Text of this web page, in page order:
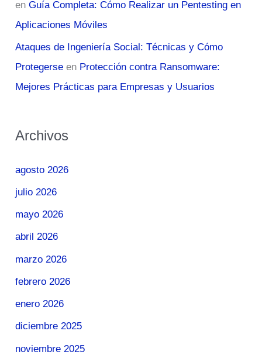
enGuía Completa: Cómo Realizar un Pentesting en
Aplicaciones Móviles
Ataques de Ingeniería Social: Técnicas y Cómo
Protegerse en Protección contra Ransomware:
Mejores Prácticas para Empresas y Usuarios
Archivos
agosto 2026
julio 2026
mayo 2026
abril 2026
marzo 2026
febrero 2026
enero 2026
diciembre 2025
noviembre 2025